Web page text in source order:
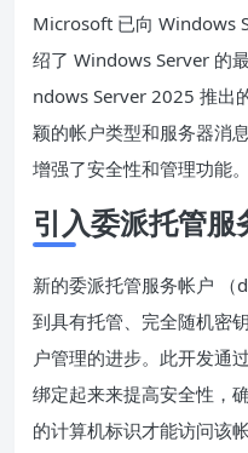
Microsoft 已向 Windows
绍了 Windows Server 的
ndows Server 2025 推出
颖的帐户类型和服务器消
增强了安全性和管理功能。
引入委派托管
新的委派托管服务帐户 （
到具有托管、完全随机密
户管理的进步。此开发通
绑定起来来提高安全性，
的计算机标识才能访问该